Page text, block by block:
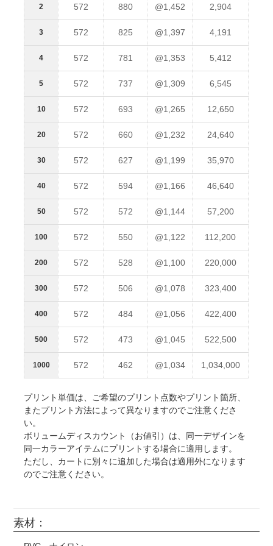
2 572 880 @1,452 2,904
3 572 825 @1,397 4,191
4 572 781 @1,353 5,412
5 572 737 @1,309 6,545
10 572 693 @1,265 12,650
20 572 660 @1,232 24,640
30 572 627 @1,199 35,970
40 572 594 @1,166 46,640
50 572 572 @1,144 57,200
100 572 550 @1,122 112,200
200 572 528 @1,100 220,000
300 572 506 @1,078 323,400
400 572 484 @1,056 422,400
500 572 473 @1,045 522,500
1000 572 462 @1,034 1,034,000
プリント単価は、ご希望のプリント点数やプリント箇所、
またプリント方法によって異なりますのでご注意くださ
い。
ボリュームディスカウント（お値引）は、同一デザインを
同一カラーアイテムにプリントする場合に適用します。
ただし、カートに別々に追加した場合は適用外になります
のでご注意ください。
素材：